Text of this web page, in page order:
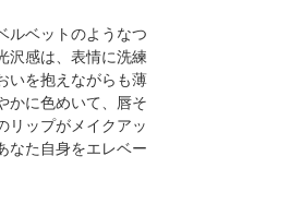
ルベットのようなつ
沢感は、表情に洗練
いを抱えながらも薄
かに色めいて、唇そ
リップがメイクアッ
なた自身をエレベー